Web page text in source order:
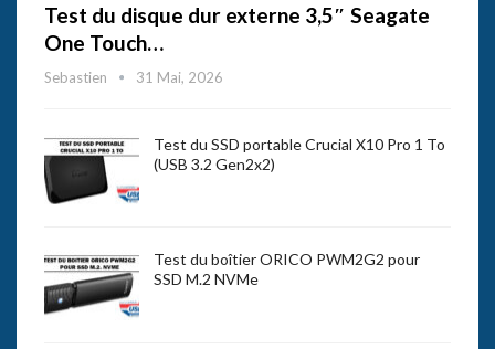
Test du disque dur externe 3,5″ Seagate
One Touch…
Sebastien 31 Mai, 2026
Test du SSD portable Crucial X10 Pro 1 To
(USB 3.2 Gen2x2)
Test du boîtier ORICO PWM2G2 pour
SSD M.2 NVMe